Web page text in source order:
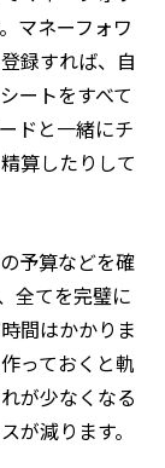
マネーフォワ
録すれば、自
ートをすべて
ドと一緒にチ
算したりして
予算などを確
全てを完璧に
間はかかりま
っておくと軌
が少なくなる
が減ります。